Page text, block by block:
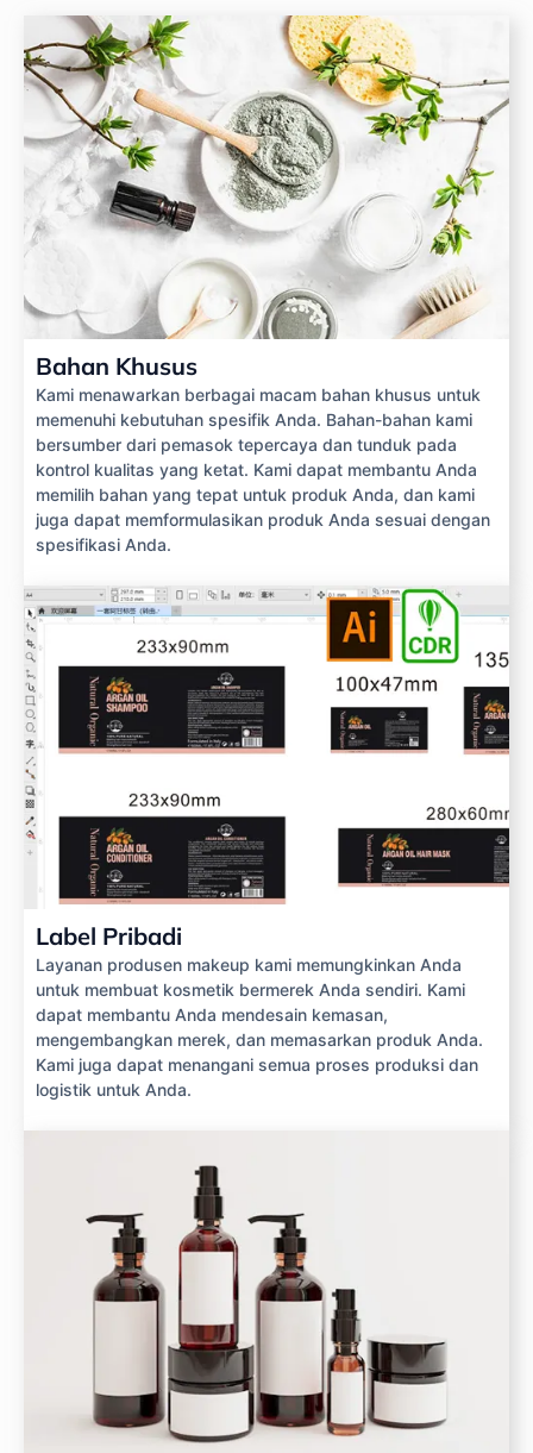
Bahan Khusus
Kami menawarkan berbagai macam bahan khusus untuk
memenuhi kebutuhan spesifik Anda. Bahan-bahan kami
bersumber dari pemasok tepercaya dan tunduk pada
kontrol kualitas yang ketat. Kami dapat membantu Anda
memilih bahan yang tepat untuk produk Anda, dan kami
juga dapat memformulasikan produk Anda sesuai dengan
spesifikasi Anda.
Label Pribadi
Layanan produsen makeup kami memungkinkan Anda
untuk membuat kosmetik bermerek Anda sendiri. Kami
dapat membantu Anda mendesain kemasan,
mengembangkan merek, dan memasarkan produk Anda.
Kami juga dapat menangani semua proses produksi dan
logistik untuk Anda.